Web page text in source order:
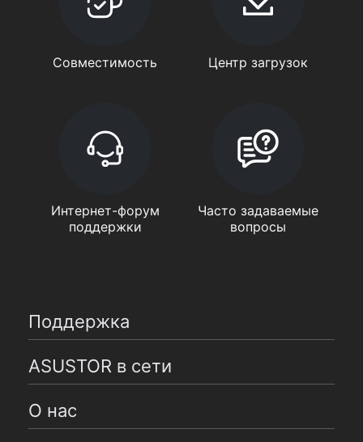
Совместимость Центр загрузок
Интернет-форум
поддержки
Часто задаваемые
вопросы
Поддержка
ASUSTOR в сети
О нас